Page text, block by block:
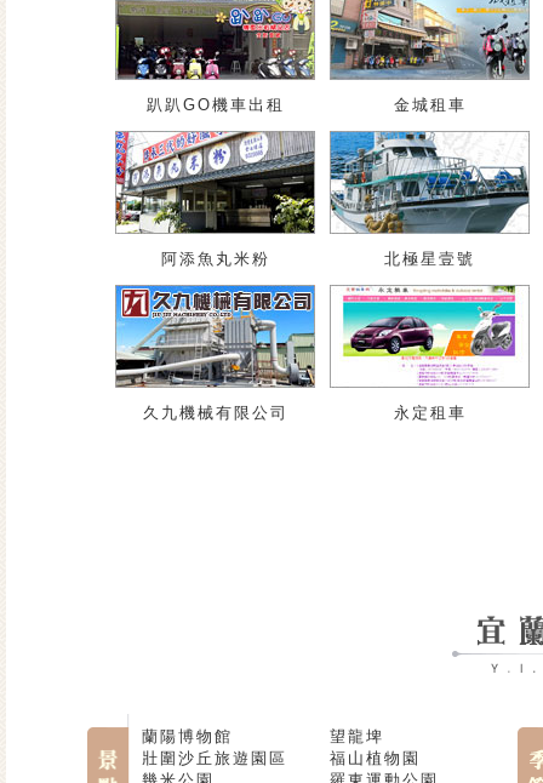
趴趴GO機車出租 金城租車
阿添魚丸米粉 北極星壹號
久九機械有限公司 永定租車
蘭陽博物館
壯圍沙丘旅遊園區
望龍埤
福山植物園